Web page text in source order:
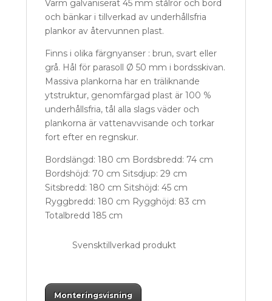
Varm galvaniserat 45 mm stålrör och bord
och bänkar i tillverkad av underhållsfria
plankor av återvunnen plast.
Finns i olika färgnyanser : brun, svart eller
grå. Hål för parasoll Ø 50 mm i bordsskivan.
Massiva plankorna har en träliknande
ytstruktur, genomfärgad plast är 100 %
underhållsfria, tål alla slags väder och
plankorna är vattenavvisande och torkar
fort efter en regnskur.
Bordslängd: 180 cm Bordsbredd: 74 cm
Bordshöjd: 70 cm Sitsdjup: 29 cm
Sitsbredd: 180 cm Sitshöjd: 45 cm
Ryggbredd: 180 cm Rygghöjd: 83 cm
Totalbredd 185 cm
Svensktillverkad produkt
Monteringsvisning